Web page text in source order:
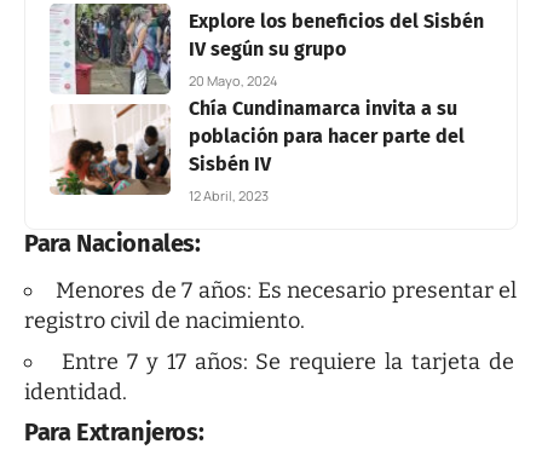
Explore los beneficios del Sisbén
IV según su grupo
20 Mayo, 2024
Chía Cundinamarca invita a su
población para hacer parte del
Sisbén IV
12 Abril, 2023
Para Nacionales:
Menores de 7 años: Es necesario presentar el
registro civil de nacimiento.
Entre 7 y 17 años: Se requiere la tarjeta de
identidad.
Para Extranjeros: